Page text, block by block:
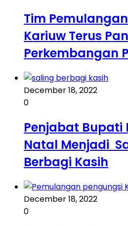
Tim
Kariuw Terus
Perkembangan
December 18, 2022
0
Penjabat Bupati
Natal Menjadi
Berbagi Kasih
December 18, 2022
0